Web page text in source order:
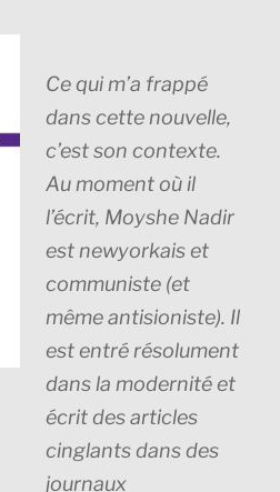
Ce qui m’a frappé
dans cette nouvelle,
c’est son contexte.
Au moment où il
l’écrit, Moyshe Nadir
est newyorkais et
communiste (et
même antisioniste). Il
est entré résolument
dans la modernité et
écrit des articles
cinglants dans des
journaux